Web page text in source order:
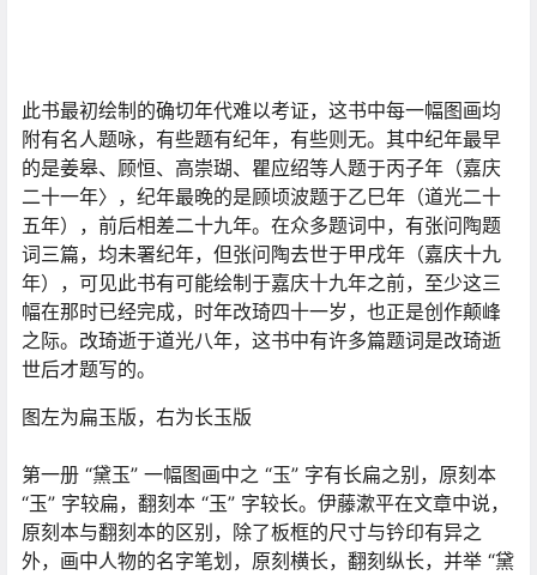
此书最初绘制的确切年代难以考证，这书中每一幅图画均
附有名人题咏，有些题有纪年，有些则无。其中纪年最早
的是姜皋、顾恒、高崇瑚、瞿应绍等人题于丙子年（嘉庆
二十一年〉，纪年最晚的是顾顷波题于乙巳年（道光二十
五年），前后相差二十九年。在众多题词中，有张问陶题
词三篇，均未署纪年，但张问陶去世于甲戌年（嘉庆十九
年），可见此书有可能绘制于嘉庆十九年之前，至少这三
幅在那时已经完成，时年改琦四十一岁，也正是创作颠峰
之际。改琦逝于道光八年，这书中有许多篇题词是改琦逝
世后才题写的。
图左为扁玉版，右为长玉版
第一册 “黛玉” 一幅图画中之 “玉” 字有长扁之别，原刻本
“玉” 字较扁，翻刻本 “玉” 字较长。伊藤漱平在文章中说，
原刻本与翻刻本的区别，除了板框的尺寸与钤印有异之
外，画中人物的名字笔划，原刻横长，翻刻纵长，并举 “黛